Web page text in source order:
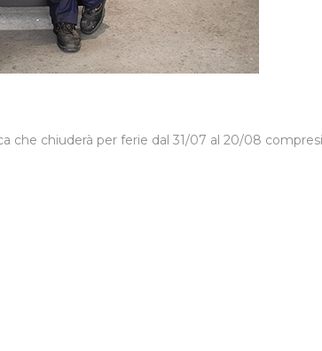
che chiuderà per ferie dal 31/07 al 20/08